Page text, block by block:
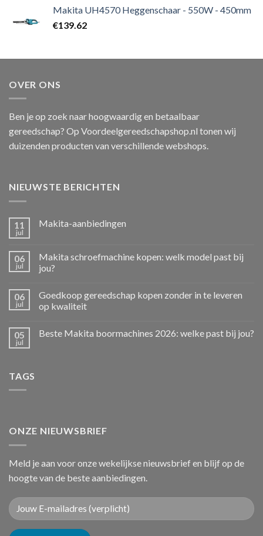
Makita UH4570 Heggenschaar - 550W - 450mm
€139.62
OVER ONS
Ben je op zoek naar hoogwaardig en betaalbaar
gereedschap? Op Voordeelgereedschapshop.nl tonen wij
duizenden producten van verschillende webshops.
NIEUWSTE BERICHTEN
11
jul
Makita-aanbiedingen
06
jul
Makita schroefmachine kopen: welk model past bij
jou?
06
jul
Goedkoop gereedschap kopen zonder in te leveren
op kwaliteit
05
jul
Beste Makita boormachines 2026: welke past bij jou?
TAGS
ONZE NIEUWSBRIEF
Meld je aan voor onze wekelijkse nieuwsbrief en blijf op de
hoogte van de beste aanbiedingen.